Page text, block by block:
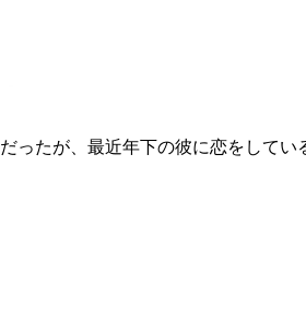
ったが、最近年下の彼に恋をしてい